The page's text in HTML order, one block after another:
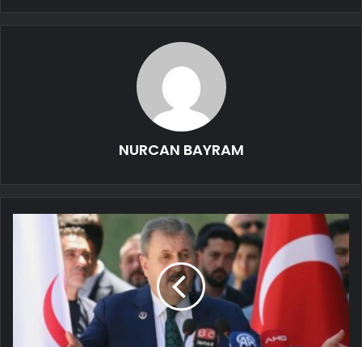
NURCAN BAYRAM